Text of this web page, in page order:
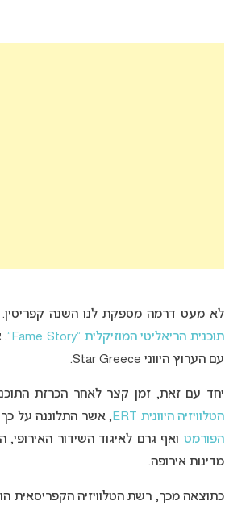
לא מעט דרמה מספקת לנו השנה קפריסין.
תוכנית הריאליטי המוזיקלית “Fame Story”
עם הערוץ היווני Star Greece.
יחד עם זאת, זמן קצר לאחר הכרזת
הטלוויזיה היוונית ERT
, אשר התלוננה על כך
הפורמט
מדינות אירופה.
כתוצאה מכך, רשת הטלוויזיה הקפריסאית